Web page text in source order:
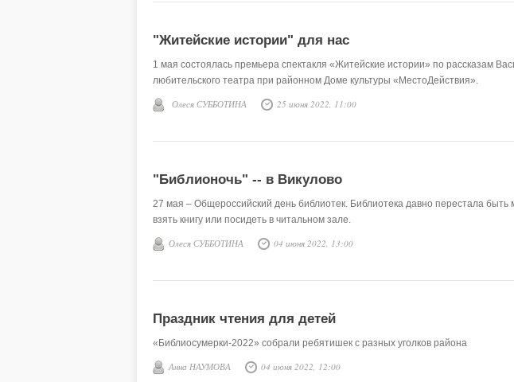
"Житейские истории" для нас
1 мая состоялась премьера спектакля «Житейские истории» по рассказам
любительского театра при районном Доме культуры «МестоДействия».
Олеся СУББОТИНА 25 июня 2022, 11:00
"Библионочь" -- в Викулово
27 мая – Общероссийский день библиотек. Библиотека давно перестала быть
взять книгу или посидеть в читальном зале.
Олеся СУББОТИНА 04 июня 2022, 13:00
Праздник чтения для детей
«Библиосумерки-2022» собрали ребятишек с разных уголков района
Анна НАУМОВА 04 июня 2022, 12:00